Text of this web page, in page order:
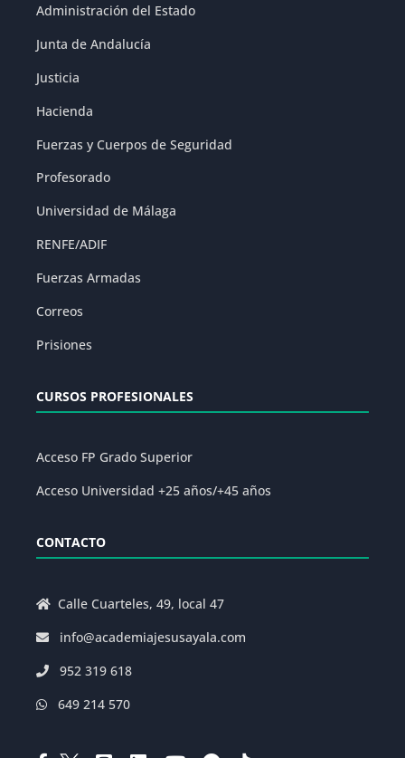
Administración del Estado
Junta de Andalucía
Justicia
Hacienda
Fuerzas y Cuerpos de Seguridad
Profesorado
Universidad de Málaga
RENFE/ADIF
Fuerzas Armadas
Correos
Prisiones
CURSOS PROFESIONALES
Acceso FP Grado Superior
Acceso Universidad +25 años/+45 años
CONTACTO
Calle Cuarteles, 49, local 47
info@academiajesusayala.com
952 319 618
649 214 570